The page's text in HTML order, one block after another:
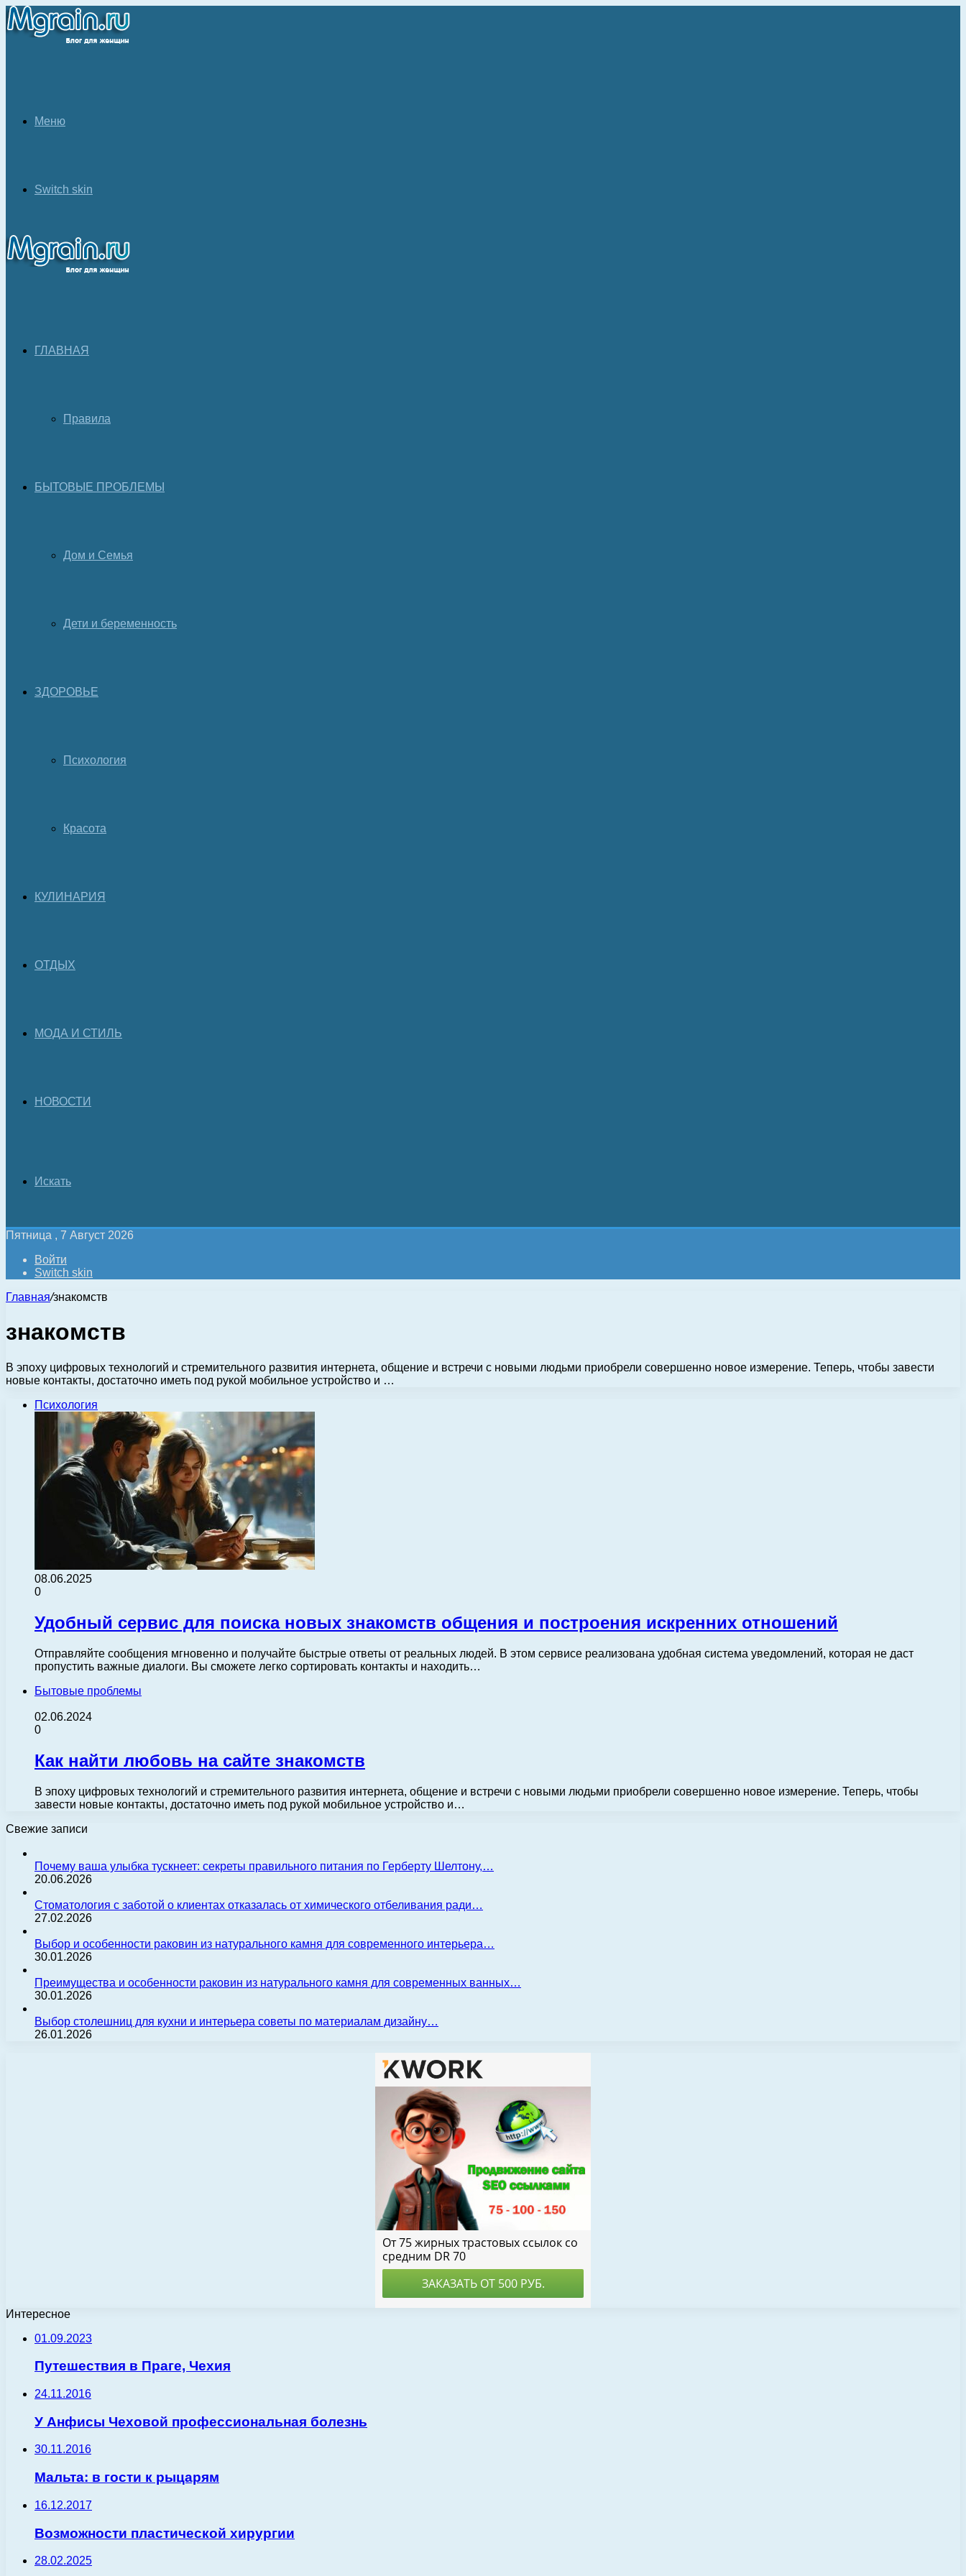
Меню
Switch skin
ГЛАВНАЯ
Правила
БЫТОВЫЕ ПРОБЛЕМЫ
Дом и Семья
Дети и беременность
ЗДОРОВЬЕ
Психология
Красота
КУЛИНАРИЯ
ОТДЫХ
МОДА И СТИЛЬ
НОВОСТИ
Искать
Пятница , 7 Август 2026
Войти
Switch skin
Главная/знакомств
знакомств
В эпоху цифровых технологий и стремительного развития интернета, общение и встречи с новыми людьми приобрели совершенно новое измерение. Теперь, чтобы завести
новые контакты, достаточно иметь под рукой мобильное устройство и …
Психология
08.06.2025
0
Удобный сервис для поиска новых знакомств общения и построения искренних отношений
Отправляйте сообщения мгновенно и получайте быстрые ответы от реальных людей. В этом сервисе реализована удобная система уведомлений, которая не даст
пропустить важные диалоги. Вы сможете легко сортировать контакты и находить…
Бытовые проблемы
02.06.2024
0
Как найти любовь на сайте знакомств
В эпоху цифровых технологий и стремительного развития интернета, общение и встречи с новыми людьми приобрели совершенно новое измерение. Теперь, чтобы
завести новые контакты, достаточно иметь под рукой мобильное устройство и…
Свежие записи
Почему ваша улыбка тускнеет: секреты правильного питания по Герберту Шелтону,…
20.06.2026
Стоматология с заботой о клиентах отказалась от химического отбеливания ради…
27.02.2026
Выбор и особенности раковин из натурального камня для современного интерьера…
30.01.2026
Преимущества и особенности раковин из натурального камня для современных ванных…
30.01.2026
Выбор столешниц для кухни и интерьера советы по материалам дизайну…
26.01.2026
Интересное
01.09.2023
Путешествия в Праге, Чехия
24.11.2016
У Анфисы Чеховой профессиональная болезнь
30.11.2016
Мальта: в гости к рыцарям
16.12.2017
Возможности пластической хирургии
28.02.2025